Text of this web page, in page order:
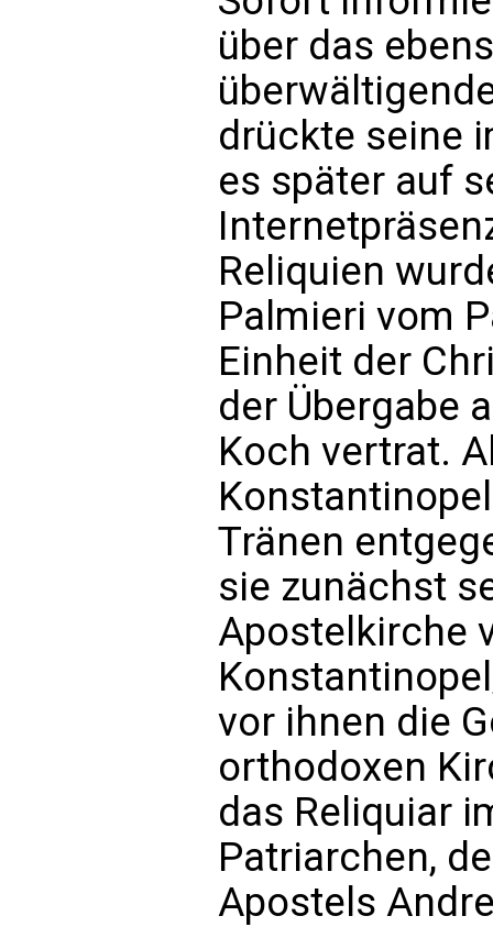
über das
drückte seine
es später auf
Reliquien
Palmieri vom
Einheit der
der Übergabe
Koch vertrat.
Tränen
sie zunächst
Apostelkirche
vor ihnen die
orthodoxen
das Reliquiar
Patriarchen,
Apostels